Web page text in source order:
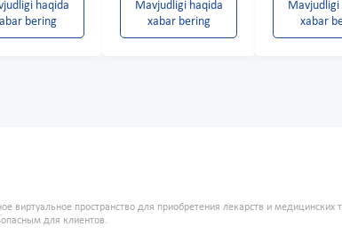
haqida
bering
Mavjudligi haqida
xabar bering
Mavjudligi
xabar
виртуальное пространство для приобретения лекарств и
для клиентов.